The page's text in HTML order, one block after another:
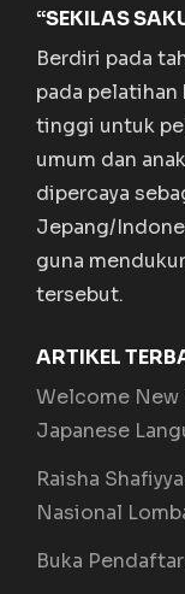
“SEKILAS
Berdiri pada
pada pelatihan
tinggi untuk
umum dan
dipercaya
Jepang/
guna
tersebut.
ARTIKEL
Welcome New
Japanese
Raisha
Nasional
Buka